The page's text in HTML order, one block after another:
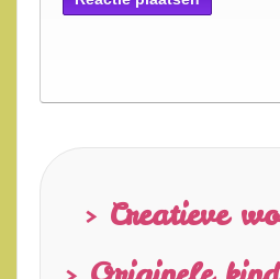
> Creatieve